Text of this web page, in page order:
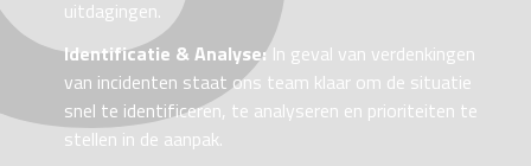
uitdagingen.
Identificatie & Analyse:In geval van verdenkingen
van incidenten staat ons team klaar om de situatie
snel te identificeren, te analyseren en prioriteiten te
stellen in de aanpak.